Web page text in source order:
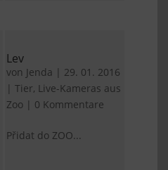
Lev
von Jenda | 29. 01. 2016
|Tier, Live-Kameras aus
Zoo | 0 Kommentare
Přidat do ZOO...